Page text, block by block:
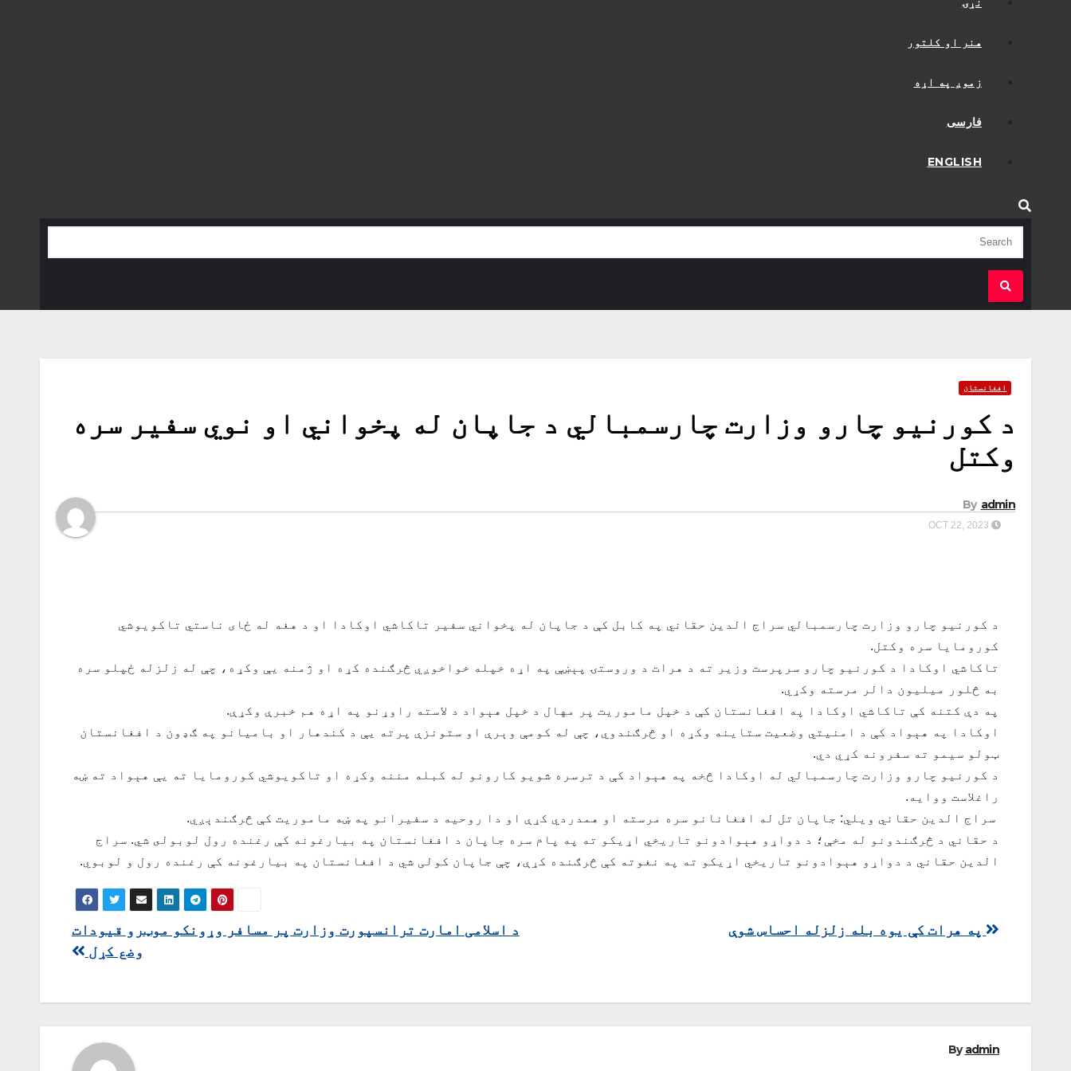
هنر او کلتور
زموږ په اړه
فارسی
ENGLISH
افغانستان
د کورنیو چارو وزارت چارسمبالي د جاپان له پخواني او نوي سفیر سره
وکتل
By admin
د کورنیو چارو وزارت چارسمبالي سراج الدین حقاني په کابل کې د جاپان له پخواني سفیر تاکاشي اوکادا او د هغه له ځای ناستي تاکویوشي
کورومایا سره وکتل.
تاکاشي اوکادا د کورنیو چارو سرپرست وزیر ته د هرات د وروستۍ پېښې په اړه خپله خواخوږي څرګنده کړه او ژمنه یې وکړه، چې له زلزله ځپلو سره
به څلور میلیون دالر مرسته وکړي.
په دې کتنه کې تاکاشي اوکادا په افغانستان کې د خپل ماموریت پر مهال د خپل هېواد د لاسته راوړنو په اړه هم خبرې وکړې.
اوکادا په هېواد کې د امنيتي وضعيت ستاينه وکړه او څرګندوي، چې له کومې وېرې او ستونزې پرته يې د کندهار او باميانو په ګډون د افغانستان
ټولو سيمو ته سفرونه کړي دي.
د کورنیو چارو وزارت چارسمبالي له اوکادا څخه په هېواد کې د ترسره شویو کارونو له کبله مننه وکړه او تاکویوشي کورومایا ته یې هېواد ته ښه
راغلاست ووایه.
سراج الدین حقاني ويلي: جاپان تل له افغانانو سره مرسته او همدردي کړې او دا روحيه د سفيرانو په ښه ماموريت کې څرګندېږي.
د حقاني د څرګندونو له مخې؛ د دواړو هېوادونو تاريخي اړيکو ته په پام سره جاپان د افغانستان په بيارغونه کې رغنده رول لوبولى شي. سراج
الدین حقاني د دواړو هېوادونو تاریخي اړیکو ته په نغوته کې څرګنده کړې، چې جاپان کولی شي د افغانستان په بیارغونه کې رغنده رول و لوبوي.
ليکنه
د اسلامی امارت ترانسپورت وزارت پر مسافر وړونکو موټرو قیودات
وضع کړل
په هرات کې یوه بله زلزله احساس شوې
Byadmin